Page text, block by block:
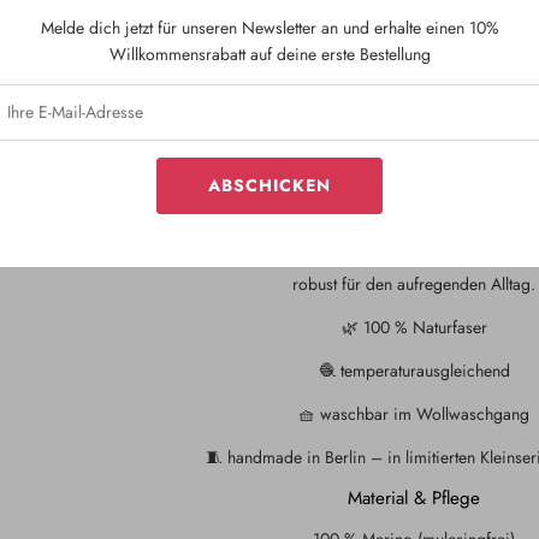
Everyday Merino – dein neues
aus 100 %
robust für den aufregenden Alltag.
🌿 100 % Naturfaser
🧶 temperaturausgleichend
🧺 waschbar im Wollwaschgang
🧵 handmade in Berlin – in limitierten
Material & Pflege
Melde dich jetzt für unseren Newsletter an und erhalte einen 10%
Willkommensrabatt auf deine erste Bestellung
ABSCHICKEN